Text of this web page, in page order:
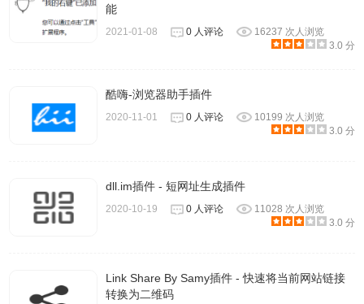
7、如果需要将本地的内容转化为二维码，点击【新建】即
可。
能
2021-01-08 0 人评论
16237 次人浏览
3.0 分
酷嗨-浏览器助手插件
2020-11-01 0 人评论
10199 次人浏览
3.0 分
dll.im插件 - 短网址生成插件
2020-10-19 0 人评论
11028 次人浏览
3.0 分
Link Share By Samy插件 - 快速将当前网站链接
转换为二维码